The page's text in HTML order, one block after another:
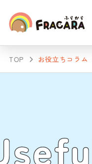
TOP お役立ちコラム